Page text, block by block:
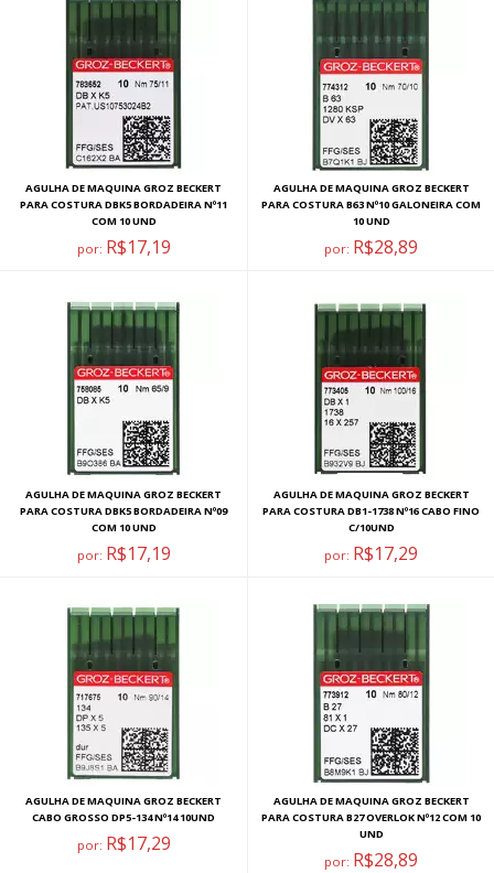
AGULHA DE MAQUINA GROZ BECKERT
PARA COSTURA DBK5 BORDADEIRA Nº11
COM 10 UND
por: R$17,19
AGULHA DE MAQUINA GROZ BECKERT
PARA COSTURA B63 Nº10 GALONEIRA COM
10 UND
por: R$28,89
AGULHA DE MAQUINA GROZ BECKERT
PARA COSTURA DBK5 BORDADEIRA Nº09
COM 10 UND
por: R$17,19
AGULHA DE MAQUINA GROZ BECKERT
PARA COSTURA DB1-1738 Nº16 CABO FINO
C/10UND
por: R$17,29
AGULHA DE MAQUINA GROZ BECKERT
CABO GROSSO DP5-134 Nº14 10UND
por: R$17,29
AGULHA DE MAQUINA GROZ BECKERT
PARA COSTURA B27 OVERLOK Nº12 COM 10
UND
por: R$28,89